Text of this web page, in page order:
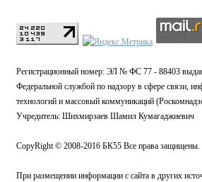
Регистрационный номер: ЭЛ № ФС 77 - 88403
Федеральной службой по надзору в сфере связи,
технологий и массовый коммуникаций
Учредитель: Шихмирзаев Шамил Кумагаджиевич
CopyRight © 2008-2016 БК55 Все права защищены.
При размещении информации с сайта в других